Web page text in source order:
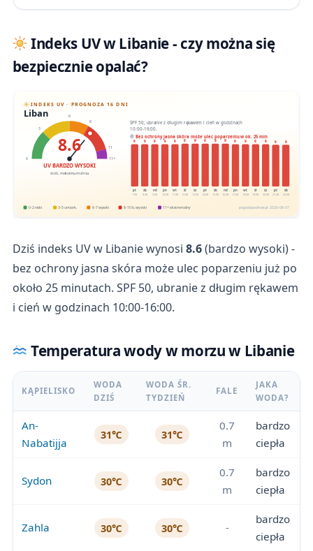
Indeks UV w Libanie - czy można się
bezpiecznie opalać?
INDEKS UV · PROGNOZA 16 DNI
Liban
0
3
6
8
11
11+
8.6
UV BARDZO WYSOKI
dziś, maksimum dnia
SPF 50, ubranie z długim rękawem i cień w godzinach
10:00-16:00.
Bez ochrony jasna skóra może ulec poparzeniu w ok. 25 min
9
pt
7.08
9
sb
8.08
9
nd
9.08
9
pn
10.08
9
wt
11.08
9
śr
12.08
9
cz
13.08
9
pt
14.08
9
sb
15.08
9
nd
16.08
9
pn
17.08
9
wt
18.08
9
śr
19.08
9
cz
20.08
9
pt
21.08
9
sb
22.08
0-2 niski 3-5 umiark. 6-7 wysoki 8-10 b. wysoki 11+ ekstremalny pogodapodroze.pl · 2026-08-07
Dziś indeks UV w Libanie wynosi 8.6(bardzo wysoki) -
bez ochrony jasna skóra może ulec poparzeniu już po
około 25 minutach. SPF 50, ubranie z długim rękawem
i cień w godzinach 10:00-16:00.
Temperatura wody w morzu w Libanie
KĄPIELISKO
WODA
DZIŚ
WODA ŚR.
TYDZIEŃ
FALE
JAKA
WODA?
An-
Nabatijja
31℃ 31℃
0.7
m
bardzo
ciepła
Sydon 30℃ 30℃
0.7
m
bardzo
ciepła
Zahla 30℃ 30℃ -
bardzo
ciepła